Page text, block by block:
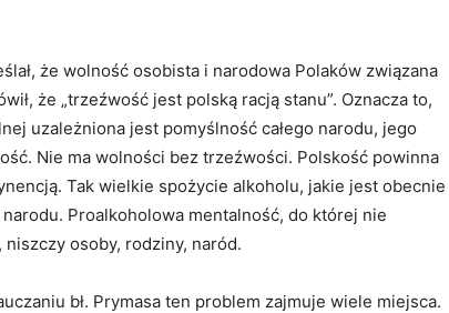
że wolność osobista i narodowa Polaków związana
że „trzeźwość jest polską racją stanu”. Oznacza to,
uzależniona jest pomyślność całego narodu, jego
Nie ma wolności bez trzeźwości. Polskość powinna
Tak wielkie spożycie alkoholu, jakie jest obecnie
Proalkoholowa mentalność, do której nie
osoby, rodziny, naród.
bł. Prymasa ten problem zajmuje wiele miejsca.